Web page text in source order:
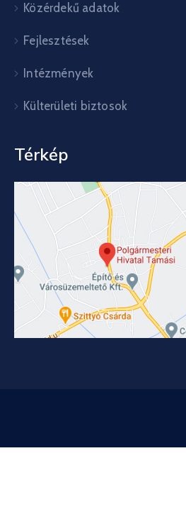
Közérdekű adatok
Fejlesztések
Intézmények
Külterületi biztosok
Térkép